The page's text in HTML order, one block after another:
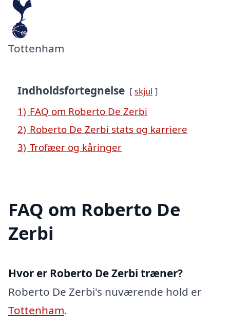
Tottenham
Indholdsfortegnelse skjul
1) FAQ om Roberto De Zerbi
2) Roberto De Zerbi stats og karriere
3) Trofæer og kåringer
FAQ om Roberto De
Zerbi
Hvor er Roberto De Zerbi træner?
Roberto De Zerbi's nuværende hold er
Tottenham.